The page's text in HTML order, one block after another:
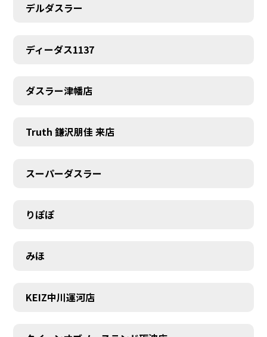
デルダスラー
ディーダス1137
ダスラー津幡店
Truth 鎌沢朋佳 来店
スーパーダスラー
りぽぽ
みほ
KEIZ中川運河店